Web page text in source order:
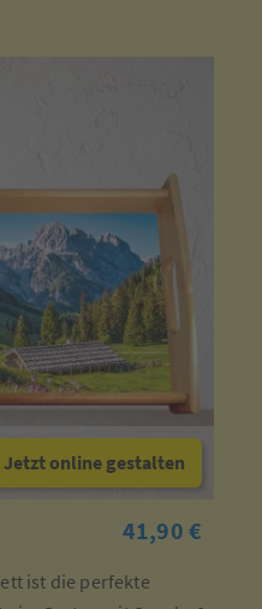
Jetzt online gestalten
41,90 €
ist die perfekte